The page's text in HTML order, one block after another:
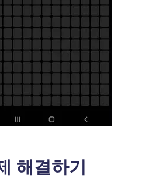
해결하기